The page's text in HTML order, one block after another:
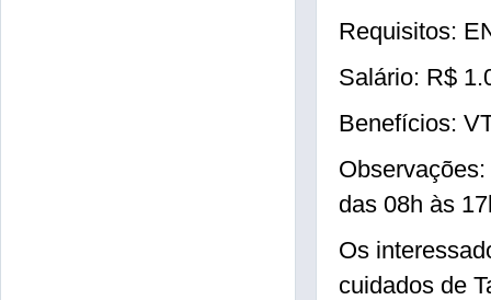
Requisitos:
Salário: R$
Benefícios:
das 08h às
Os
cuidados de